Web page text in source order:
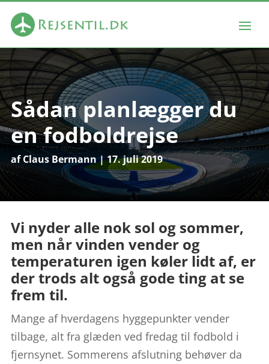
Sådan planlægger du
en fodboldrejse
afClaus Bermann|17. juli 2019
Vi nyder alle nok sol og sommer,
men når vinden vender og
temperaturen igen køler lidt af, er
der trods alt også gode ting at se
frem til.
Mange af hverdagens hyggepunkter vender
tilbage, alt fra glæden ved fredag til fodbold i
fjernsynet. Sommerens afslutning behøver da